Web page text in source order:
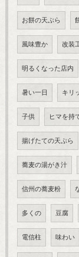
お餅の天ぷら
風味豊か 改装
明るくなった店内
暑い一日 キリ
子供 ヒマを持
揚げたての天ぷら
蕎麦の湯がき汁
信州の蕎麦粉
多くの 豆腐
電信柱 味わい